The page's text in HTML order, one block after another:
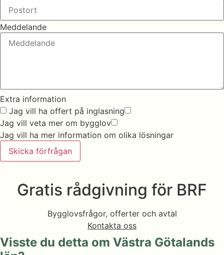
Meddelande
Extra information
Jag vill ha offert på inglasning
Jag vill veta mer om bygglov
Jag vill ha mer information om olika lösningar
Skicka förfrågan
Gratis rådgivning för BRF
Bygglovsfrågor, offerter och avtal
Kontakta oss
Visste du detta om Västra Götalands